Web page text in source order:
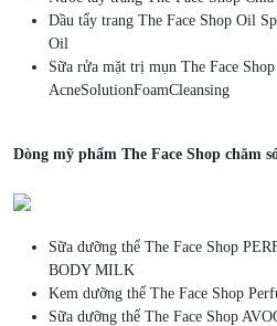
Dầu tẩy trang The Face Shop Oil
Oil
Sữa rửa mặt trị mụn The Face Shop
AcneSolutionFoamCleansing
Dòng mỹ phẩm The Face Shop chăm
Sữa dưỡng thể The Face Shop
BODY MILK
Kem dưỡng thể The Face Shop
Sữa dưỡng thể The Face Shop